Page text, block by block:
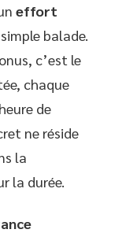
effort
balade.
c’est le
chaque
de
ne réside
la
la durée.